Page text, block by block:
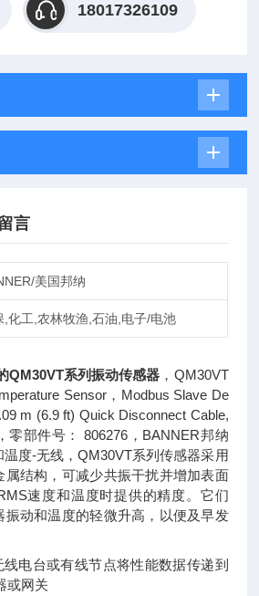
18017326109
言
美国邦纳
,化工,农林牧渔,石油,电子/电池
QM30VT系列振动传感器 ，QM30VT
Sensor，Modbus Slave De
m (6.9 ft) Quick Disconnect Cable,
零部件号： 806276，BANNER邦纳
度-无线，QM30VT系列传感器采用
属结构，可减少共振干扰并增加表面
速度和温度时提供的精度。它们
振动和温度的轻微升高，以便及早发
电台或有线节点将性能数据传递到
或网关